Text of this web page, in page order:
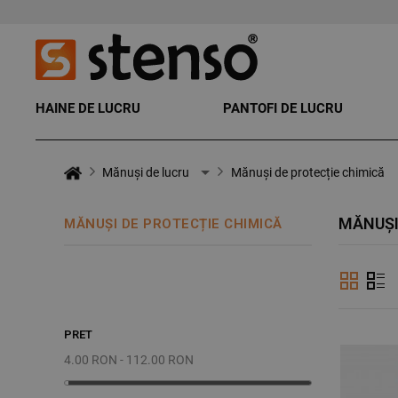
HAINE DE LUCRU PANTOFI DE LUCRU
Mănuși de lucru Mănuși de protecție chimică
MĂNUȘI DE PROTECȚIE CHIMICĂ
PRET
4.00 RON - 112.00 RON